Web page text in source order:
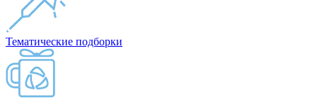
Тематические подборки